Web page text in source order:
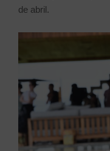
de abril.